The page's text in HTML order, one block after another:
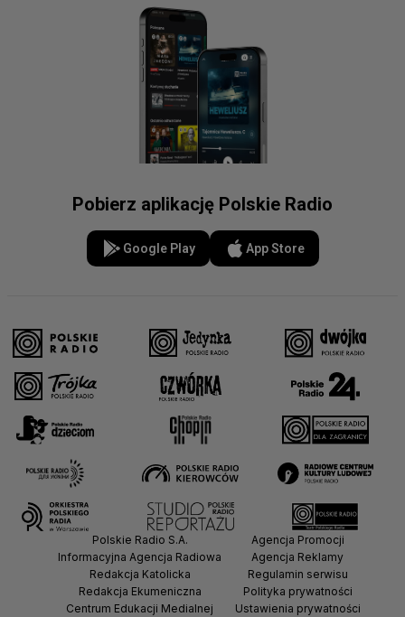
Pobierz aplikację Polskie Radio
Google Play App Store
Polskie Radio S.A.
Informacyjna Agencja Radiowa
Redakcja Katolicka
Redakcja Ekumeniczna
Centrum Edukacji Medialnej
Agencja Promocji
Agencja Reklamy
Regulamin serwisu
Polityka prywatności
Ustawienia prywatności